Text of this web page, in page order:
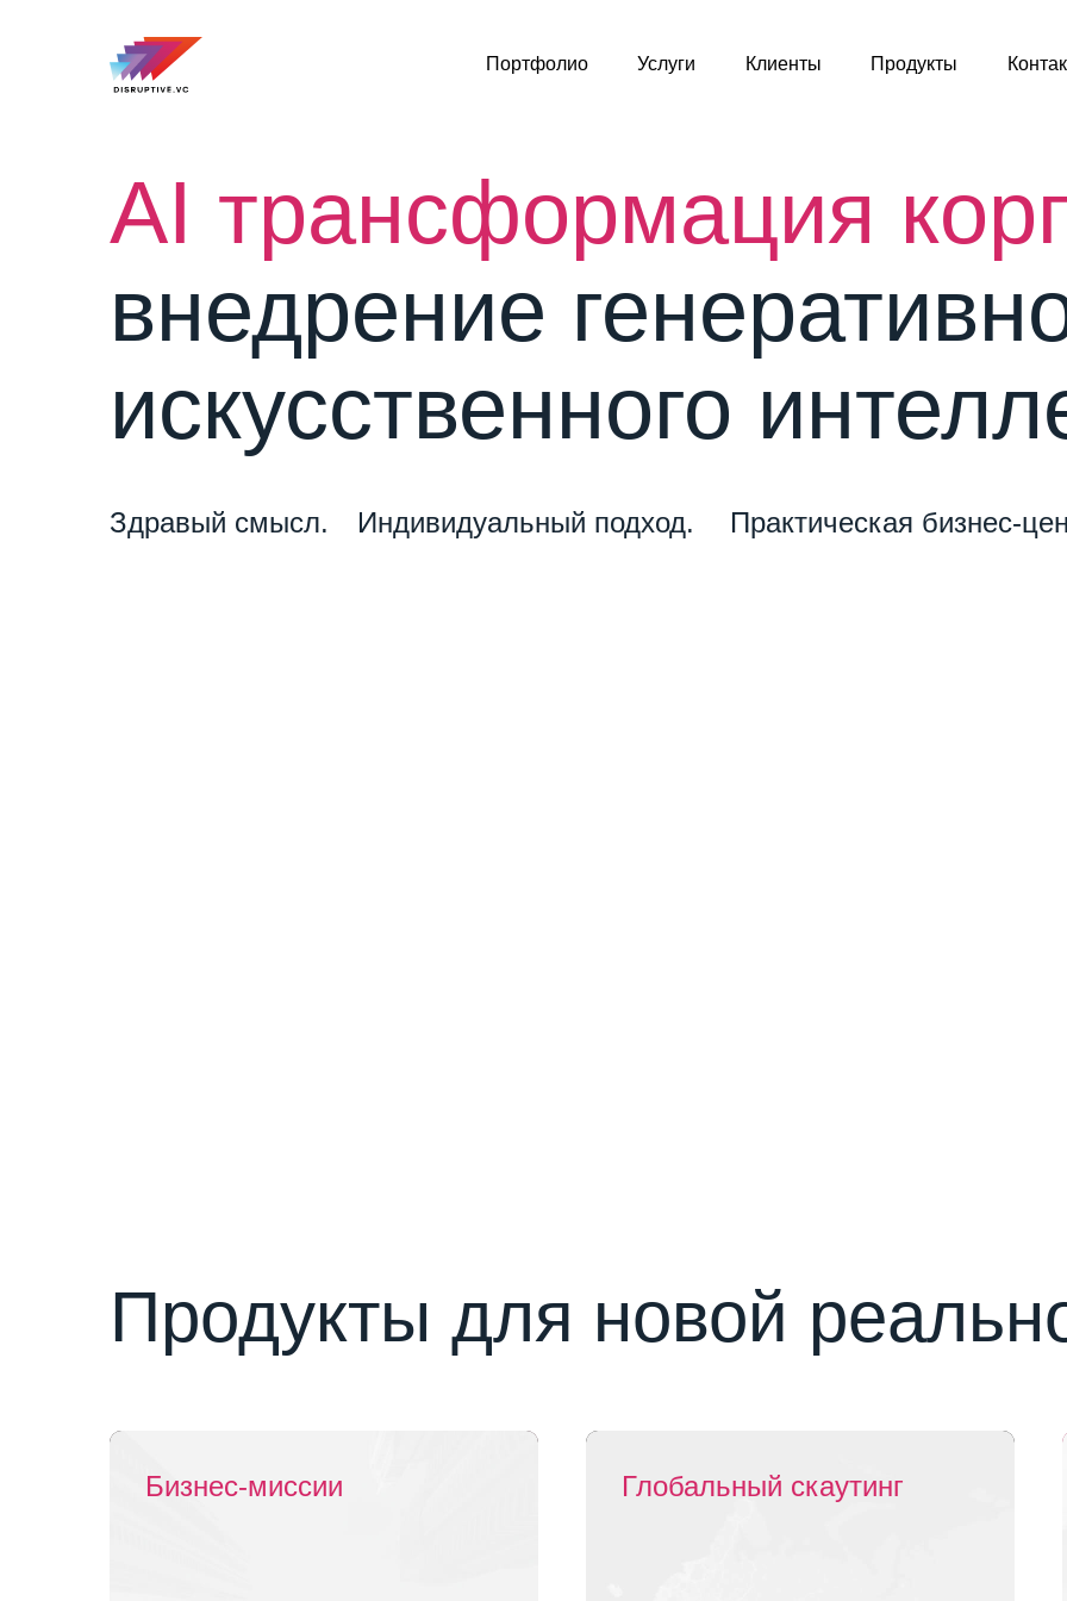
Портфолио Услуги Клиенты Продукты
Практическая бизнес-
Индивидуальный подход.
Здравый смысл.
AI трансформация
внедрение
искусственного
Продукты для новой
Бизнес-миссии
Бизнес-миссии Глобальный скаутинг
Глобальный скаутинг
Бизнес-миссии
Бизнес-миссии Глобальный скаутинг
Глобальный скаутинг